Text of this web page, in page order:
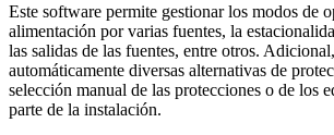
Este software permite gestionar los modos de
alimentación por varias fuentes, la
las salidas de las fuentes, entre otros.
automáticamente diversas alternativas de
selección manual de las protecciones o de los
parte de la instalación.